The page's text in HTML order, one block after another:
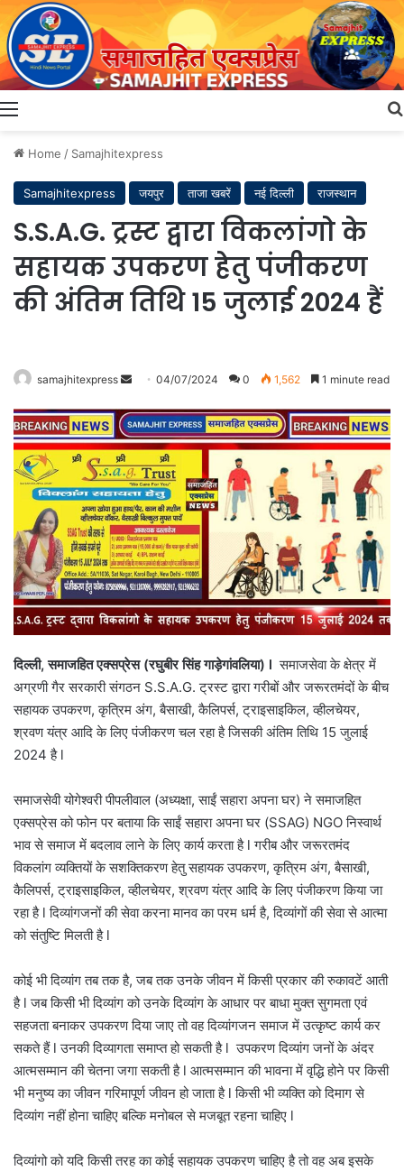
Menu
Home / Samajhitexpress
Samajhitexpress जयपुर ताजा खबरें नई दिल्ली राजस्थान
S.S.A.G. ट्रस्ट द्वारा विकलांगो के
सहायक उपकरण हेतु पंजीकरण
की अंतिम तिथि 15 जुलाई 2024 हैं
samajhitexpress
Send
email
04/07/2024 0 1,562 1 minute read
दिल्ली,समाजहित एक्सप्रेस (रघुबीर सिंह गाड़ेगांवलिया) l समाजसेवा के क्षेत्र में
अग्रणी गैर सरकारी संगठन S.S.A.G. ट्रस्ट द्वारा गरीबों और जरूरतमंदों के बीच
सहायक उपकरण, कृत्रिम अंग, बैसाखी, कैलिपर्स, ट्राइसाइकिल, व्हीलचेयर,
श्रवण यंत्र आदि के लिए पंजीकरण चल रहा है जिसकी अंतिम तिथि 15 जुलाई
2024 है l
समाजसेवी योगेश्वरी पीपलीवाल (अध्यक्षा, साईं सहारा अपना घर) ने समाजहित
एक्सप्रेस को फोन पर बताया कि साईं सहारा अपना घर (SSAG) NGO निस्वार्थ
भाव से समाज में बदलाव लाने के लिए कार्य करता है l गरीब और जरूरतमंद
विकलांग व्यक्तियों के सशक्तिकरण हेतु सहायक उपकरण, कृत्रिम अंग, बैसाखी,
कैलिपर्स, ट्राइसाइकिल, व्हीलचेयर, श्रवण यंत्र आदि के लिए पंजीकरण किया जा
रहा है l दिव्यांगजनों की सेवा करना मानव का परम धर्म है, दिव्यांगों की सेवा से आत्मा
को संतुष्टि मिलती है l
कोई भी दिव्यांग तब तक है, जब तक उनके जीवन में किसी प्रकार की रुकावटें आती
है l जब किसी भी दिव्यांग को उनके दिव्यांग के आधार पर बाधा मुक्त सुगमता एवं
सहजता बनाकर उपकरण दिया जाए तो वह दिव्यांगजन समाज में उत्कृष्ट कार्य कर
सकते हैं l उनकी दिव्यागता समाप्त हो सकती है l उपकरण दिव्यांग जनों के अंदर
आत्मसम्मान की चेतना जगा सकती है l आत्मसम्मान की भावना में वृद्धि होने पर किसी
भी मनुष्य का जीवन गरिमापूर्ण जीवन हो जाता है l किसी भी व्यक्ति को दिमाग से
दिव्यांग नहीं होना चाहिए बल्कि मनोबल से मजबूत रहना चाहिए l
दिव्यांगो को यदि किसी तरह का कोई सहायक उपकरण चाहिए है तो वह अब इसके